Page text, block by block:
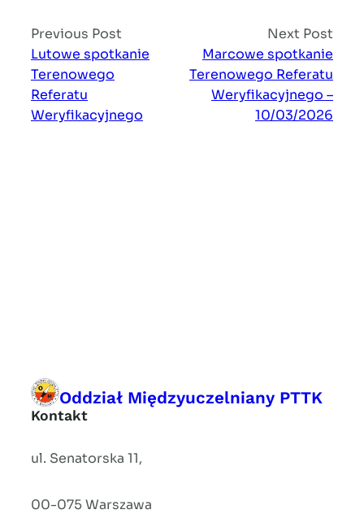
Previous Post
Lutowe spotkanie
Terenowego
Referatu
Weryfikacyjnego
Next Post
Marcowe spotkanie
Terenowego Referatu
Weryfikacyjnego –
10/03/2026
Oddział Międzyuczelniany PTTK
Kontakt
ul. Senatorska 11,
00-075 Warszawa